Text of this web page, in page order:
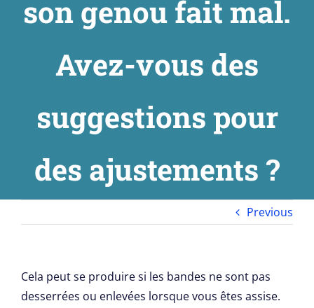
son genou fait mal.
Avez-vous des
suggestions pour
des ajustements ?
Previous
Cela peut se produire si les bandes ne sont pas
desserrées ou enlevées lorsque vous êtes assise.